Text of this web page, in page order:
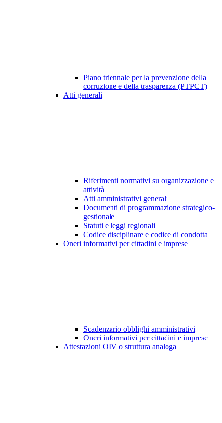
Piano triennale per la prevenzione della
corruzione e della trasparenza (PTPCT)
Atti generali
Riferimenti normativi su organizzazione e
attività
Atti amministrativi generali
Documenti di programmazione strategico-
gestionale
Statuti e leggi regionali
Codice disciplinare e codice di condotta
Oneri informativi per cittadini e imprese
Scadenzario obblighi amministrativi
Oneri informativi per cittadini e imprese
Attestazioni OIV o struttura analoga